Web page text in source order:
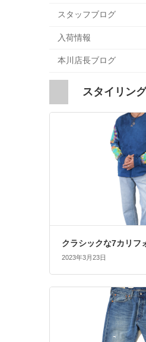
スタッフブログ
入荷情報
本川店長ブログ
スタイリン
クラシックな7カリフ
2023年3月23日